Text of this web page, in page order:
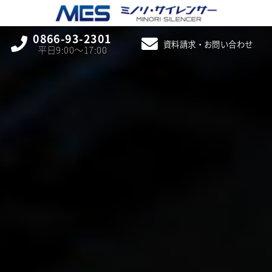
0866-93-2301
平日9:00〜17:00 資料請求・お問い合わせ